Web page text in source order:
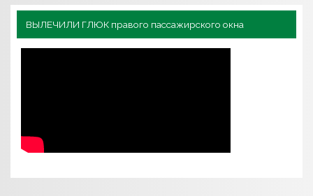
ВЫЛЕЧИЛИ ГЛЮК правого пассажирского окна